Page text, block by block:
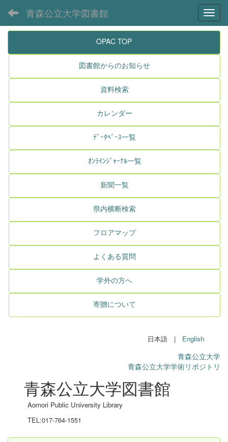
青森公立大学図書館
OPAC TOP
図書館からのお知らせ
資料検索
カレンダー
ﾃﾞｰﾀﾍﾞｰｽ一覧
ｵﾝﾗｲﾝｼﾞｬｰﾅﾙ一覧
新聞一覧
県内横断検索
フロアマップ
よくある質問
学外の方へ
寄贈について
日本語 | English
青森公立大学
青森公立大学学術リポジトリ
青森公立大学図書館
Aomori Public University Library
TEL:017-764-1551